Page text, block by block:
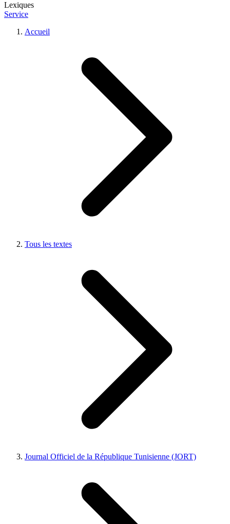
Lexiques
Service
Accueil
Tous les textes
Journal Officiel de la République Tunisienne (JORT)